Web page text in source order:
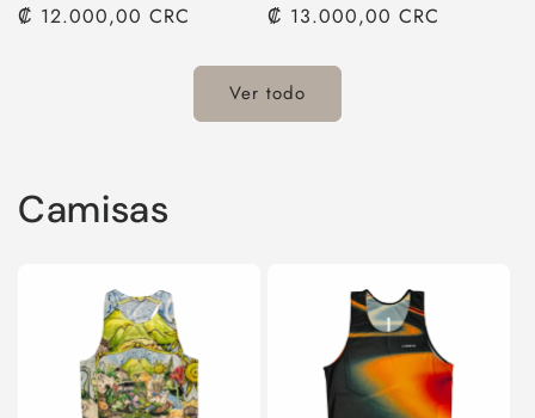
Precio
₡ 12.000,00 CRC
Precio
₡ 13.000,00 CRC
Ver todo
Camisas